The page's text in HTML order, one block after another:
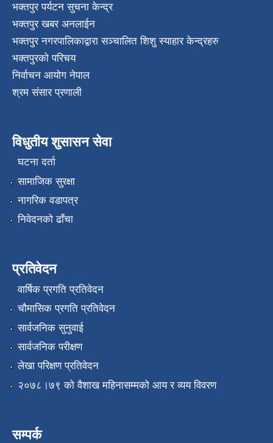
भक्तपुर पर्यटन सुचना केन्द्र
भक्तपुर खबर अनलाईन
भक्तपुर नगरपालिकाद्वारा सञ्चालित शिशु स्याहार केन्द्रहरु
भक्तपुरकाे परिचय
निर्वाचन आयोग नेपाल
श्रम संसार प्रणाली
विधुतीय शुसासन सेवा
घटना दर्ता
सामाजिक सुरक्षा
नागरिक वडापत्र
निवेदनको ढाँचा
प्रतिवेदन
वार्षिक प्रगति प्रतिवेदन
चौमासिक प्रगति प्रतिवेदन
सार्वजनिक सुनुवाई
सार्वजनिक परीक्षण
लेखा परिक्षण प्रतिवेदन
२०७८।७९ को वैशाख महिनासम्मको आय र व्यय विवरण
सम्पर्क